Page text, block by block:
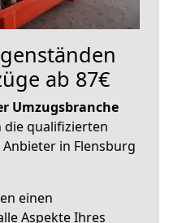
ab 87€
Umzugsbranche
die qualifizierten
in Flensburg
einen
Aspekte Ihres